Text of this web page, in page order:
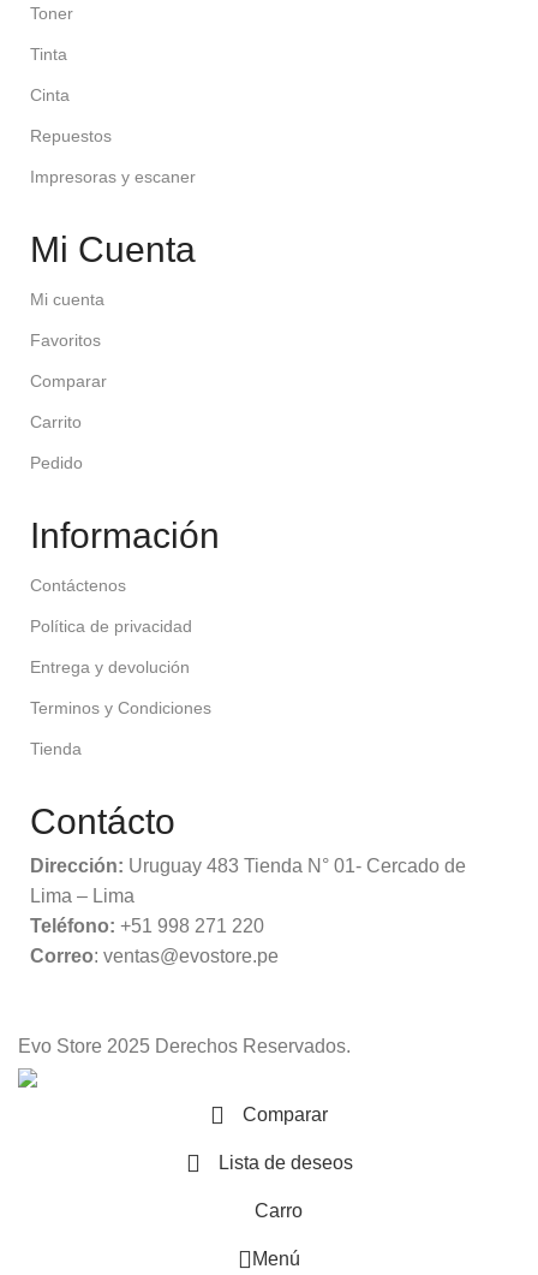
Toner
Tinta
Cinta
Repuestos
Impresoras y escaner
Mi Cuenta
Mi cuenta
Favoritos
Comparar
Carrito
Pedido
Información
Contáctenos
Política de privacidad
Entrega y devolución
Terminos y Condiciones
Tienda
Contácto
Dirección: Uruguay 483 Tienda N° 01- Cercado de
Lima – Lima
Teléfono: +51 998 271 220
Correo: ventas@evostore.pe
Evo Store 2025 Derechos Reservados.
Comparar
Lista de deseos
Carro
Menú